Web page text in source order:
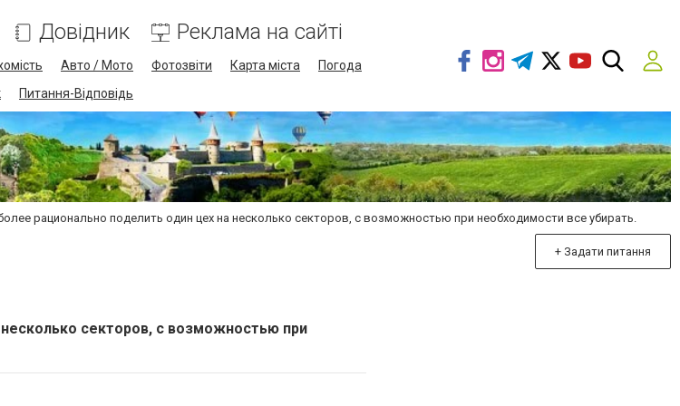
Довідник Реклама на сайті
Авто / Мото Фотозвіти Карта міста
Погода
Питання-Відповідь
рационально поделить один цех на несколько секторов, с возможностью при необходимости все убирать.
+ Задати питання
секторов, с возможностью при